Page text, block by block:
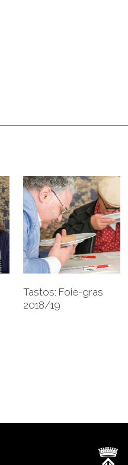
+
Tastos: Foie-gras
2018/19